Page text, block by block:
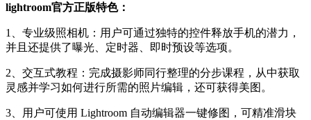
lightroom官方正版特色：
1、专业级照相机：用户可通过独特的控件释放手机的潜力，
并且还提供了曝光、定时器、即时预设等选项。
2、交互式教程：完成摄影师同行整理的分步课程，从中获取
灵感并学习如何进行所需的照片编辑，还可获得美图。
3、用户可使用 Lightroom 自动编辑器一键修图，可精准滑块